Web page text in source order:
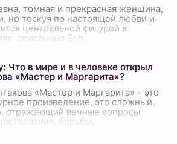
томная и прекрасная женщина,
но тоскуя по настоящей любви и
центральной фигурой в
описанных Бул
Что в мире и в человеке открыл
«Мастер и Маргарита»?
«Мастер и Маргарита» – это
произведение, это сложный,
отражающий вечные вопросы
борьбы